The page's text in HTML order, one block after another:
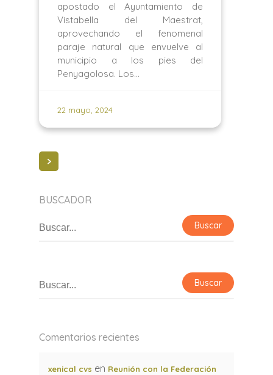
apostado el Ayuntamiento de
Vistabella del Maestrat,
aprovechando el fenomenal
paraje natural que envuelve al
municipio a los pies del
Penyagolosa. Los…
22 mayo, 2024
BUSCADOR
Comentarios recientes
xenical cvs en Reunión con la Federación